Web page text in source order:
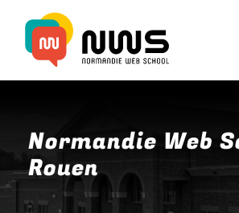
Normandie Web
Rouen